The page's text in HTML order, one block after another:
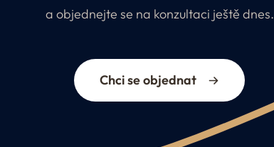
a objednejte se na konzultaci ještě dnes.
Chci se objednat